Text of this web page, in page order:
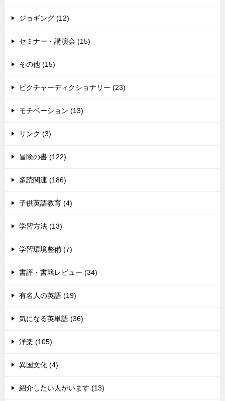
ジョギング (12)
セミナー・講演会 (15)
その他 (15)
ピクチャーディクショナリー (23)
モチベーション (13)
リンク (3)
冒険の書 (122)
多読関連 (186)
子供英語教育 (4)
学習方法 (13)
学習環境整備 (7)
書評・書籍レビュー (34)
有名人の英語 (19)
気になる英単語 (36)
洋楽 (105)
異国文化 (4)
紹介したい人がいます (13)